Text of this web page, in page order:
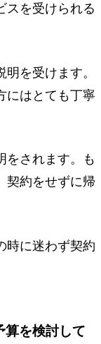
スを受けられる
を受けます。
にはとても丁寧
をされます。も
契約をせずに帰
時に迷わず契約
算を検討して